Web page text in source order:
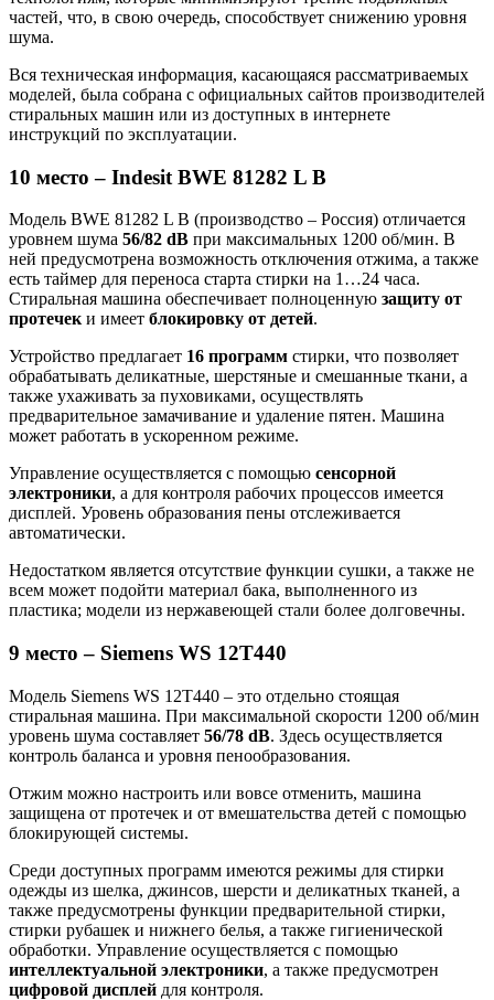
частей, что, в свою очередь, способствует снижению уровня
шума.
Вся техническая информация, касающаяся рассматриваемых
моделей, была собрана с официальных сайтов производителей
стиральных машин или из доступных в интернете
инструкций по эксплуатации.
10 место – Indesit BWE 81282 L B
Модель BWE 81282 L B (производство – Россия) отличается
уровнем шума 56/82 dB при максимальных 1200 об/мин. В
ней предусмотрена возможность отключения отжима, а также
есть таймер для переноса старта стирки на 1…24 часа.
Стиральная машина обеспечивает полноценную защиту от
протечек и имеет блокировку от детей.
Устройство предлагает 16 программ стирки, что позволяет
обрабатывать деликатные, шерстяные и смешанные ткани, а
также ухаживать за пуховиками, осуществлять
предварительное замачивание и удаление пятен. Машина
может работать в ускоренном режиме.
Управление осуществляется с помощью сенсорной
электроники, а для контроля рабочих процессов имеется
дисплей. Уровень образования пены отслеживается
автоматически.
Недостатком является отсутствие функции сушки, а также не
всем может подойти материал бака, выполненного из
пластика; модели из нержавеющей стали более долговечны.
9 место – Siemens WS 12T440
Модель Siemens WS 12T440 – это отдельно стоящая
стиральная машина. При максимальной скорости 1200 об/мин
уровень шума составляет 56/78 dB. Здесь осуществляется
контроль баланса и уровня пенообразования.
Отжим можно настроить или вовсе отменить, машина
защищена от протечек и от вмешательства детей с помощью
блокирующей системы.
Среди доступных программ имеются режимы для стирки
одежды из шелка, джинсов, шерсти и деликатных тканей, а
также предусмотрены функции предварительной стирки,
стирки рубашек и нижнего белья, а также гигиенической
обработки. Управление осуществляется с помощью
интеллектуальной электроники, а также предусмотрен
цифровой дисплей для контроля.